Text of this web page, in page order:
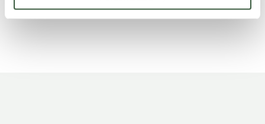
- Extra in genere